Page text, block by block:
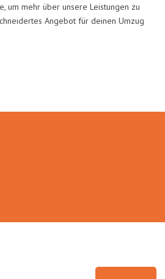
um mehr über unsere Leistungen zu
Angebot für deinen Umzug